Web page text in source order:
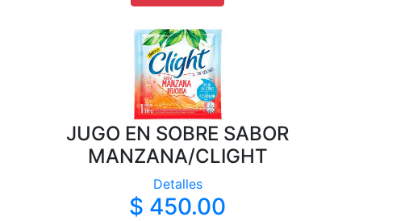
JUGO EN SOBRE SABOR
MANZANA/CLIGHT
Detalles
$ 450.00